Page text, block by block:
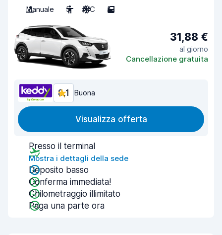
Manuale
5 A/C 5
31,88 €
al giorno
Cancellazione gratuita
8,1 Buona
Visualizza offerta
Presso il terminal
Mostra i dettagli della sede
Deposito basso
Conferma immediata!
Chilometraggio illimitato
Paga una parte ora